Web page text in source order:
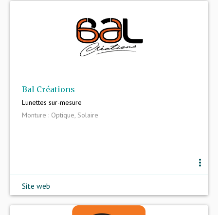
Bal Créations
Lunettes sur-mesure
Monture : Optique, Solaire
more_vert
Site web